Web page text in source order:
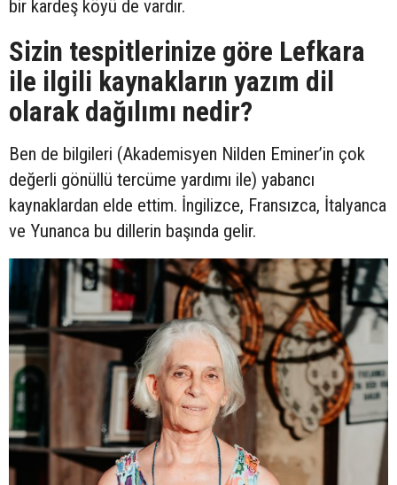
bir kardeş köyü de vardır.
Sizin tespitlerinize göre Lefkara
ile ilgili kaynakların yazım dil
olarak dağılımı nedir?
Ben de bilgileri (Akademisyen Nilden Eminer’in çok
değerli gönüllü tercüme yardımı ile) yabancı
kaynaklardan elde ettim. İngilizce, Fransızca, İtalyanca
ve Yunanca bu dillerin başında gelir.